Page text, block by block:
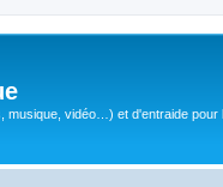
musique, vidéo…) et d'entraide